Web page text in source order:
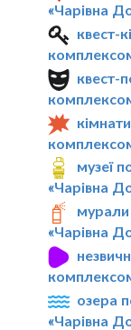
«Чарівна
квест-
квест-
музеї
«Чарівна
мурали
«Чарівна
озера
«Чарівна